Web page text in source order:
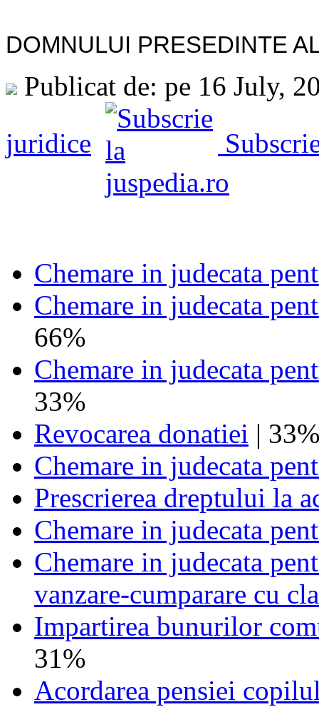
DOMNULUI
Publicat de: pe 16 July,
juridice
Chemare in judecata
Chemare in judecata
66%
Chemare in judecata
33%
Revocarea donatiei | 33%
Chemare in judecata
Prescrierea dreptului la
Chemare in judecata
Chemare in judecata
vanzare-cumparare cu
Impartirea bunurilor
31%
Acordarea pensiei